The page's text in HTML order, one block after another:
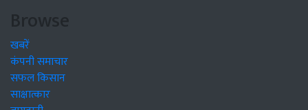
Browse
खबरें
कंपनी समाचार
सफल किसान
साक्षात्कार